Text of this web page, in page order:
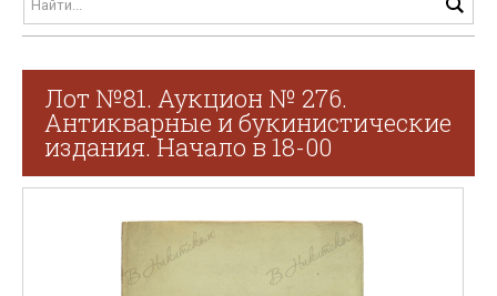
Лот №81. Аукцион № 276.
Антикварные и букинистические
издания. Начало в 18-00